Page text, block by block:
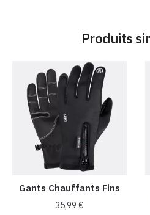
Produits
Gants Chauffants Fins
35,99€